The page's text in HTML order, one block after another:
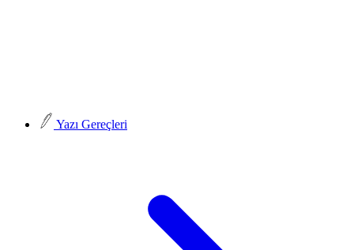
Yazı Gereçleri